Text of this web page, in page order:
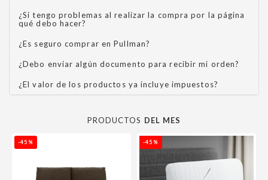
¿Si tengo problemas al realizar la compra por la página
qué debo hacer?
¿Es seguro comprar en Pullman?
¿Debo enviar algún documento para recibir mi orden?
¿El valor de los productos ya incluye impuestos?
PRODUCTOS DEL MES
-45% -45%